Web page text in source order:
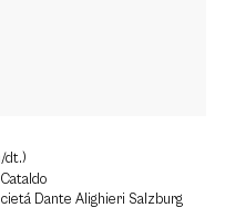
dt.)
Dante Alighieri Salzburg